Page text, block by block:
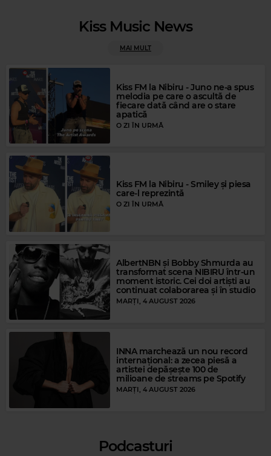
Magic Gold
GERRY RAFFERTY– BAKER STREET
Magic Party Mix
MAGIC PARTY MIX–MAGIC PARTY MIX
Kiss Music News
MAI MULT
Kiss FM la Nibiru - Juno ne-a spus
melodia pe care o ascultă de
fiecare dată când are o stare
apatică
O ZI ÎN URMĂ
Kiss FM la Nibiru - Smiley și piesa
care-l reprezintă
O ZI ÎN URMĂ
AlbertNBN și Bobby Shmurda au
transformat scena NIBIRU într-un
moment istoric. Cei doi artiști au
continuat colaborarea și în studio
MARȚI, 4 AUGUST 2026
INNA marchează un nou record
internațional: a zecea piesă a
artistei depășește 100 de
milioane de streams pe Spotify
MARȚI, 4 AUGUST 2026
Podcasturi